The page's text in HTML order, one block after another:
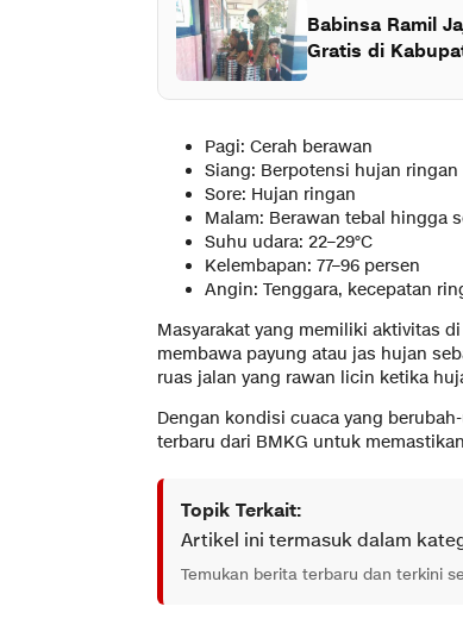
Babinsa Ramil
Gratis di
Pagi: Cerah berawan
Siang: Berpotensi hujan ringan
Sore: Hujan ringan
Malam: Berawan tebal hingga
Suhu udara: 22–29°C
Kelembapan: 77–96 persen
Angin: Tenggara, kecepatan
Masyarakat yang memiliki aktivitas
membawa payung atau jas hujan
ruas jalan yang rawan licin ketika
Dengan kondisi cuaca yang
terbaru dari BMKG untuk
Topik Terkait:
Artikel ini termasuk dalam
Temukan berita terbaru dan terkini